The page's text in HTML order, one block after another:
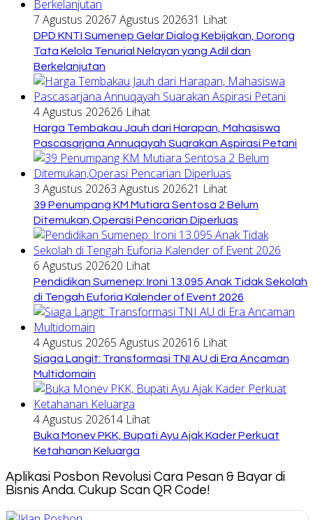
7 Agustus 20267 Agustus 202631 Lihat
DPD KNTI Sumenep Gelar Dialog Kebijakan, Dorong
Tata Kelola Tenurial Nelayan yang Adil dan
Berkelanjutan
4 Agustus 202626 Lihat
Harga Tembakau Jauh dari Harapan, Mahasiswa
Pascasarjana Annuqayah Suarakan Aspirasi Petani
3 Agustus 20263 Agustus 202621 Lihat
39 Penumpang KM Mutiara Sentosa 2 Belum
Ditemukan,Operasi Pencarian Diperluas
6 Agustus 202620 Lihat
Pendidikan Sumenep: Ironi 13.095 Anak Tidak Sekolah
di Tengah Euforia Kalender of Event 2026
4 Agustus 20265 Agustus 202616 Lihat
Siaga Langit: Transformasi TNI AU di Era Ancaman
Multidomain
4 Agustus 202614 Lihat
Buka Monev PKK, Bupati Ayu Ajak Kader Perkuat
Ketahanan Keluarga
Aplikasi Posbon Revolusi Cara Pesan & Bayar di
Bisnis Anda. Cukup Scan QR Code!